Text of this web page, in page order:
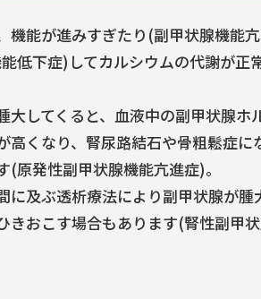
機能が進みすぎたり(副甲状腺機能
低下症)してカルシウムの代謝が正
大してくると、血液中の副甲状腺ホ
高くなり、腎尿路結石や骨粗鬆症に
(原発性副甲状腺機能亢進症)｡
に及ぶ透析療法により副甲状腺が
きおこす場合もあります(腎性副甲